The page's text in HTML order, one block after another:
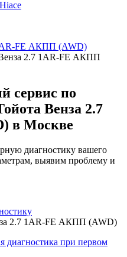
Hiace
FE АКПП (AWD)
2.7 1AR-FE АКПП
сервис по
Венза 2.7
в Москве
диагностику вашего
выявим проблему и